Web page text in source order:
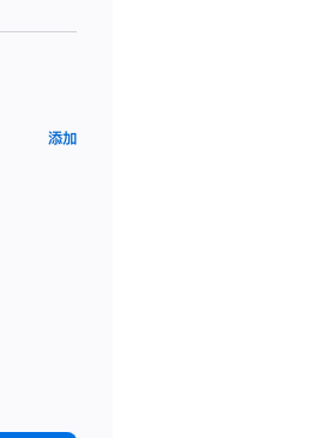
添加AppleCare+